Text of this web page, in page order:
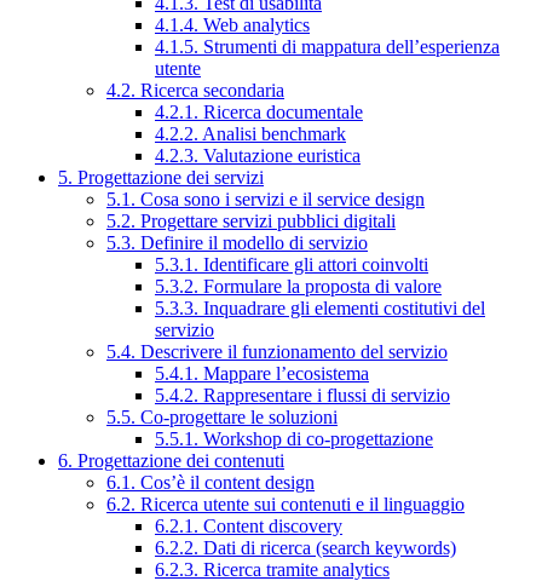
4.1.4. Web analytics
4.1.5. Strumenti di mappatura dell’esperienza
utente
4.2. Ricerca secondaria
4.2.1. Ricerca documentale
4.2.2. Analisi benchmark
4.2.3. Valutazione euristica
5. Progettazione dei servizi
5.1. Cosa sono i servizi e il service design
5.2. Progettare servizi pubblici digitali
5.3. Definire il modello di servizio
5.3.1. Identificare gli attori coinvolti
5.3.2. Formulare la proposta di valore
5.3.3. Inquadrare gli elementi costitutivi del
servizio
5.4. Descrivere il funzionamento del servizio
5.4.1. Mappare l’ecosistema
5.4.2. Rappresentare i flussi di servizio
5.5. Co-progettare le soluzioni
5.5.1. Workshop di co-progettazione
6. Progettazione dei contenuti
6.1. Cos’è il content design
6.2. Ricerca utente sui contenuti e il linguaggio
6.2.1. Content discovery
6.2.2. Dati di ricerca (search keywords)
6.2.3. Ricerca tramite analytics